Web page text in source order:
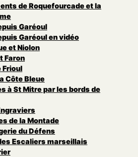
de Roquefourcade et la
Garéoul
Garéoul en vidéo
et Niolon
Faron
Frioul
Côte Bleue
à St Mitre par les bords de
de la Montade
du Défens
Escaliers marseillais